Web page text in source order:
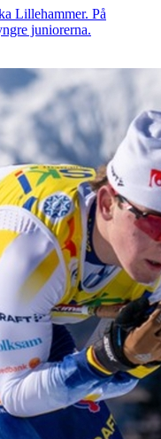
Lillehammer. På
juniorerna.